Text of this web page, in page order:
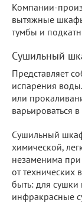
Компании-
вытяжные
тумбы и
Сушильный
Представляет
испарения
или
варьироваться
Сушильный
химической,
незаменима
от технических
быть: для сушки
инфракрасные